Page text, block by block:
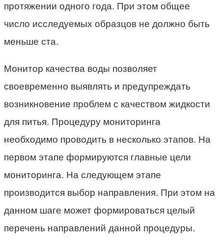
протяжении одного года. При этом общее
число исследуемых образцов не должно быть
меньше ста.
Монитор качества воды позволяет
своевременно выявлять и предупреждать
возникновение проблем с качеством жидкости
для питья. Процедуру мониторинга
необходимо проводить в несколько этапов. На
первом этапе формируются главные цели
мониторинга. На следующем этапе
производится выбор направления. При этом на
данном шаге может формироваться целый
перечень направлений данной процедуры.